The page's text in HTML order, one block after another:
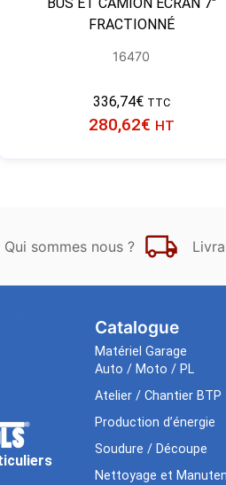
FRACTIONNÉ
16470
336,74€ TTC
280,62€ HT
Qui sommes nous ?
Catalogue
Matériel Garage
Auto / Moto / PL
Atelier / Chantier BTP
Production d’énergie
Soudure / Découpe
Nettoyage et